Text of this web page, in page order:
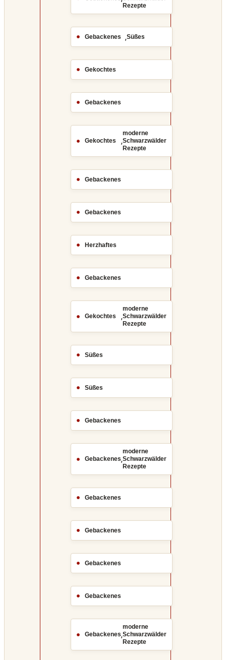
Rezepte
Gebackenes ,Süßes
Gekochtes
Gebackenes
Gekochtes ,
moderne
Schwarzwälder
Rezepte
Gebackenes
Gebackenes
Herzhaftes
Gebackenes
Gekochtes ,
moderne
Schwarzwälder
Rezepte
Süßes
Süßes
Gebackenes
Gebackenes,
moderne
Schwarzwälder
Rezepte
Gebackenes
Gebackenes
Gebackenes
Gebackenes
Gebackenes,
moderne
Schwarzwälder
Rezepte